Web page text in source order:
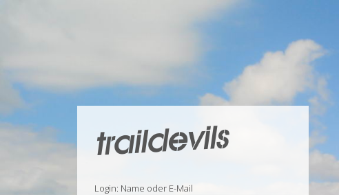
Login: Name oder E-Mail